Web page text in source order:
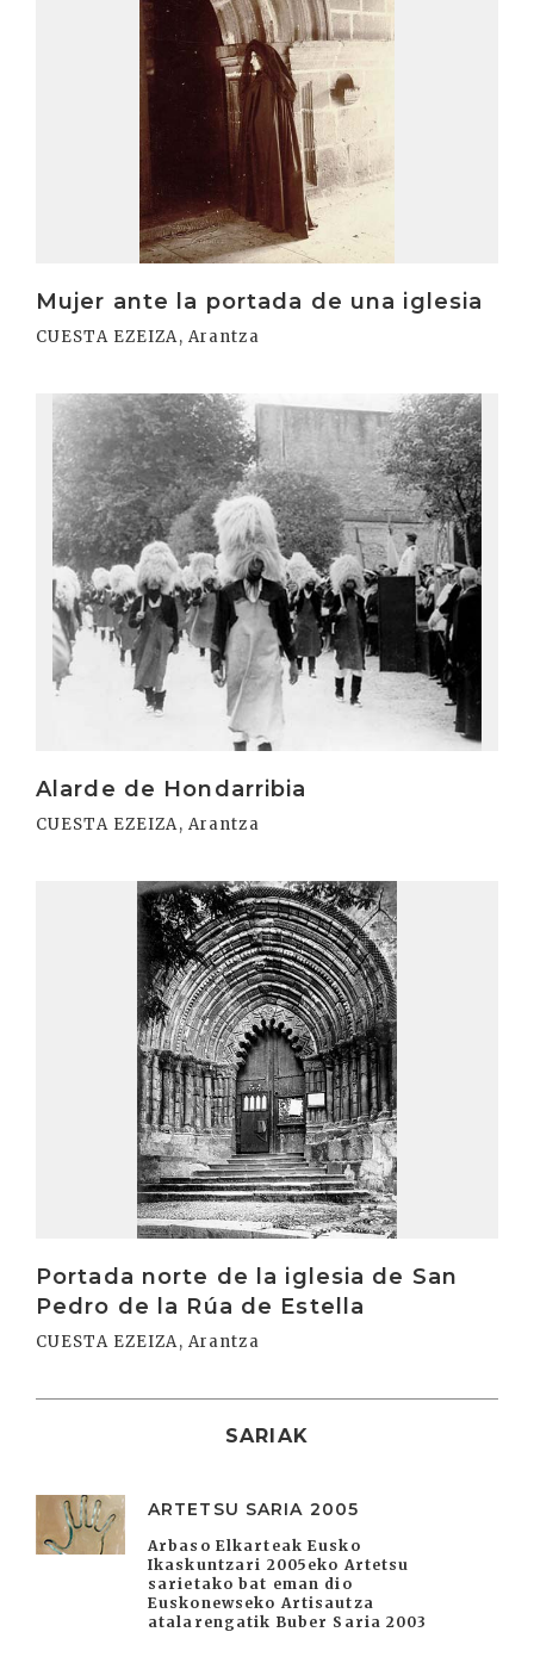
Mujer ante la portada de una iglesia
CUESTA EZEIZA, Arantza
Alarde de Hondarribia
CUESTA EZEIZA, Arantza
Irakurri
Portada norte de la iglesia de San
Pedro de la Rúa de Estella
CUESTA EZEIZA, Arantza
SARIAK
ARTETSU SARIA 2005
Arbaso Elkarteak Eusko
Ikaskuntzari 2005eko Artetsu
sarietako bat eman dio
Euskonewseko Artisautza
atalarengatik Buber Saria 2003